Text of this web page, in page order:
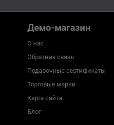
Демо-магазин
О нас
Обратная связь
Подарочные сертификаты
Торговые марки
Карта сайта
Блог